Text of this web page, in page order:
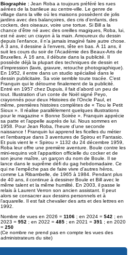
Biographie : Jean Roba a toujours préféré les rues
aérées de la banlieue au centre-ville. Le genre de
village dans la ville où les maisons possèdent de jolis
jardins avec des balançoires, des cris d’enfants, des
cockers, des oiseaux, voire une tortue. Si Bill a la
chance d’être né avec des oreilles magiques, Roba, lui,
est né avec un crayon à la main. Amoureux du dessin
depuis l’enfance, il n’a jamais imaginé faire autre chose.
À 3 ans, il dessine à l’envers, tête en bas. À 11 ans, il
suit les cours du soir de l’Académie des Beaux-Arts de
Bruxelles. À 16 ans, il débute dans la publicité. Il
possède déjà la plupart des techniques de dessin et
d’impression (lavis, gravure, retouche photographique).
En 1952, il entre dans un studio spécialisé dans le
dessin publicitaire. Sa voie semble toute tracée. C’est
Franquin qui le détourne finalement de la publicité.
Entré en 1957 chez Dupuis, il fait d’abord un peu de
tout. Illustration d’un conte de Noël signé Peyo,
crayonnés pour deux Histoires de l’Oncle Paul, et
même, premières histoires complètes de « Tiou le Petit
Sioux ». Il réalise parallèlement quelques illustrations
pour le magazine « Bonne Soirée ». Franquin apprécie
sa patte et l’appelle auprès de lui. Nous sommes en
1958. Pour Jean Roba, l’heure d’une seconde
naissance ! Franquin lui apprend les ficelles du métier
et l’embarque dans 3 aventures de Spirou et Fantasio.
Et puis vient le « Spirou » 1132 du 24 décembre 1959,
Roba leur offre une première aventure. Boule contre les
mini-requins voit l’apparition officielle du cocker et de
son jeune maître, un garçon du nom de Boule. Il se
lance dans le suprême défi du gag hebdomadaire. Ce
qui ne l’empêche pas de faire vivre d’autres héros,
comme La Ribambelle, de 1965 à 1984. Pendant plus
de 40 ans, il continue à dessiner Boule et Bill avec le
même talent et la même humilité. En 2003, il passe le
relais à Laurent Verron son ancien assistant. Il peut
alors se consacrer aux dessins personnels et à
l’aquarelle. Il est fait chevalier des arts et des lettres en
1992.
Nombre de vues en 2026 = 1106 ; en 2024 = 542 ; en
2023 = 952 ; en 2022 = 485 ; en 2021 = 391 ; en 2020
= 250
(Ce nombre ne prend pas en compte les vues des
administrateurs du site)